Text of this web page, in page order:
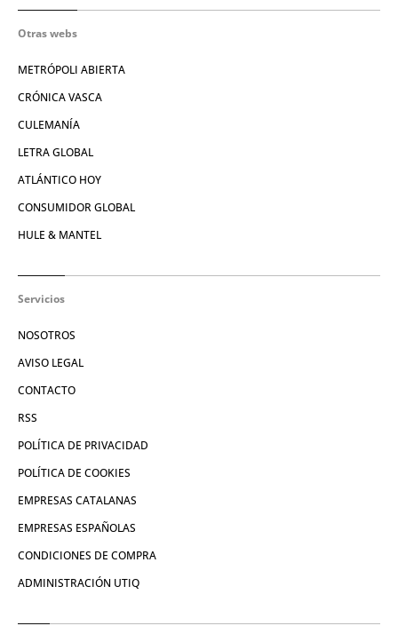
Otras webs
METRÓPOLI ABIERTA
CRÓNICA VASCA
CULEMANÍA
LETRA GLOBAL
ATLÁNTICO HOY
CONSUMIDOR GLOBAL
HULE & MANTEL
Servicios
NOSOTROS
AVISO LEGAL
CONTACTO
RSS
POLÍTICA DE PRIVACIDAD
POLÍTICA DE COOKIES
EMPRESAS CATALANAS
EMPRESAS ESPAÑOLAS
CONDICIONES DE COMPRA
ADMINISTRACIÓN UTIQ